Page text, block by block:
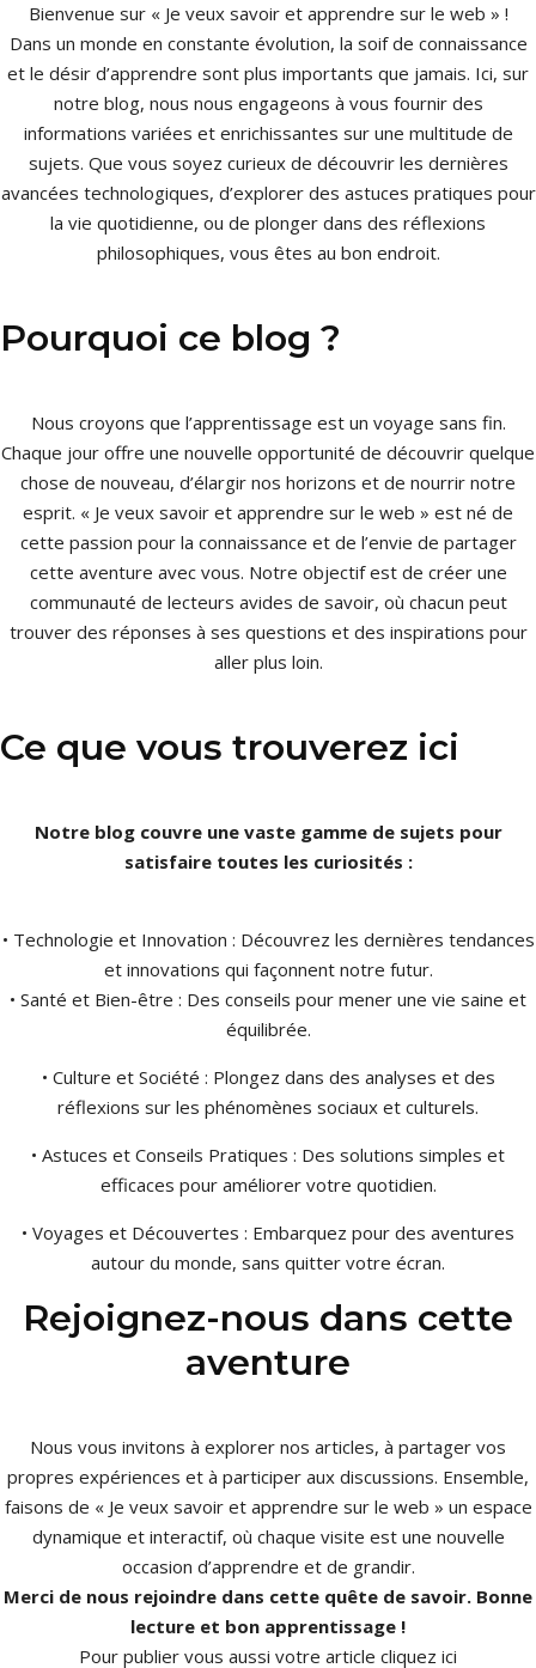
Bienvenue sur « Je veux savoir et apprendre sur le web » !
Dans un monde en constante évolution, la soif de connaissance
et le désir d’apprendre sont plus importants que jamais. Ici, sur
notre blog, nous nous engageons à vous fournir des
informations variées et enrichissantes sur une multitude de
sujets. Que vous soyez curieux de découvrir les dernières
avancées technologiques, d’explorer des astuces pratiques pour
la vie quotidienne, ou de plonger dans des réflexions
philosophiques, vous êtes au bon endroit.
Pourquoi ce blog ?
Nous croyons que l’apprentissage est un voyage sans fin.
Chaque jour offre une nouvelle opportunité de découvrir quelque
chose de nouveau, d’élargir nos horizons et de nourrir notre
esprit. « Je veux savoir et apprendre sur le web » est né de
cette passion pour la connaissance et de l’envie de partager
cette aventure avec vous. Notre objectif est de créer une
communauté de lecteurs avides de savoir, où chacun peut
trouver des réponses à ses questions et des inspirations pour
aller plus loin.
Ce que vous trouverez ici
Notre blog couvre une vaste gamme de sujets pour
satisfaire toutes les curiosités :
• Technologie et Innovation : Découvrez les dernières tendances
et innovations qui façonnent notre futur.
• Santé et Bien-être : Des conseils pour mener une vie saine et
équilibrée.
• Culture et Société : Plongez dans des analyses et des
réflexions sur les phénomènes sociaux et culturels.
• Astuces et Conseils Pratiques : Des solutions simples et
efficaces pour améliorer votre quotidien.
• Voyages et Découvertes : Embarquez pour des aventures
autour du monde, sans quitter votre écran.
Rejoignez-nous dans cette
aventure
Nous vous invitons à explorer nos articles, à partager vos
propres expériences et à participer aux discussions. Ensemble,
faisons de « Je veux savoir et apprendre sur le web » un espace
dynamique et interactif, où chaque visite est une nouvelle
occasion d’apprendre et de grandir.
Merci de nous rejoindre dans cette quête de savoir. Bonne
lecture et bon apprentissage !
Pour publier vous aussi votre article cliquez ici